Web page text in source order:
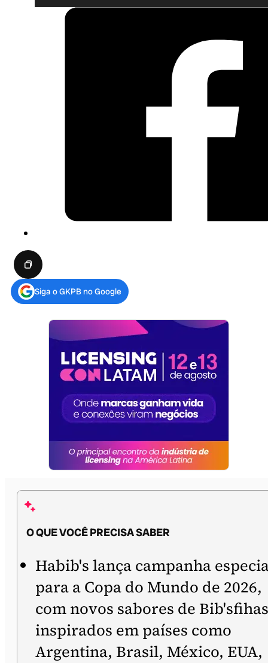
Siga o GKPB no Google
O QUE VOCÊ PRECISA SABER
Habib's lança campanha
para a Copa do Mundo de 2026,
com novos sabores de Bib'sfihas
inspirados em países como
Argentina, Brasil, México, EUA,